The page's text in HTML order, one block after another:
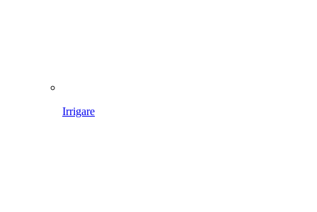
Irrigare